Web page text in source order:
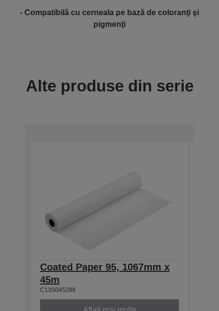
- Compatibilă cu cerneala pe bază de coloranţi şi
pigmenţi
Alte produse din serie
Coated Paper 95, 1067mm x
45m
C13S045286